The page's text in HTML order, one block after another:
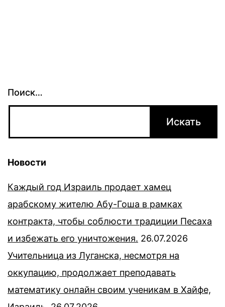
Поиск…
Новости
Каждый год Израиль продает хамец
арабскому жителю Абу-Гоша в рамках
контракта, чтобы соблюсти традиции Песаха
и избежать его уничтожения. 26.07.2026
Учительница из Луганска, несмотря на
оккупацию, продолжает преподавать
математику онлайн своим ученикам в Хайфе,